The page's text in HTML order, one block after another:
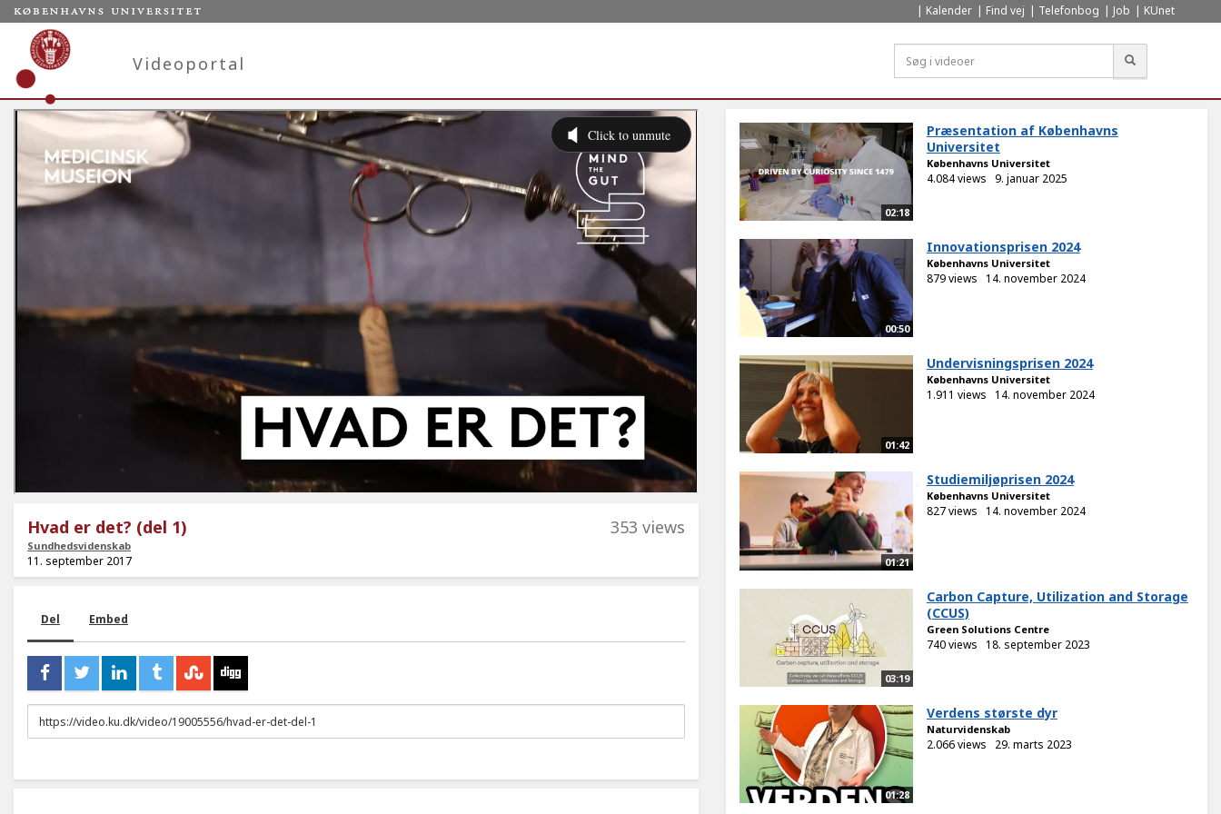
Kalender Find vej Telefonbog Job KUnet
Videoportal
Hvad er det? (del 1)
Sundhedsvidenskab
353 views
11. september 2017
Del Embed
URL
to
02:18
Præsentation af Københavns
Universitet
Københavns Universitet
4.084 views 9. januar 2025
00:50
Innovationsprisen 2024
Københavns Universitet
879 views 14. november 2024
01:42
Undervisningsprisen 2024
Københavns Universitet
1.911 views 14. november 2024
01:21
Studiemiljøprisen 2024
Københavns Universitet
827 views 14. november 2024
03:19
Carbon Capture, Utilization and Storage
(CCUS)
Green Solutions Centre
740 views 18. september 2023
01:28
Verdens største dyr
Naturvidenskab
2.066 views 29. marts 2023